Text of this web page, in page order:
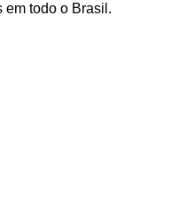
em todo o Brasil.